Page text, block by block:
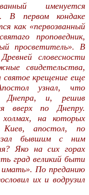
именуется
В первом кондаке
как «первозванный
проповедник,
просветитель». В
словесности
свидетельства,
святое крещение еще
узнал, что
Днепра, и, решив
вверх по Днепру.
на которых
Киев, апостол, по
бывшим с ним
Яко на сих горах
град великий быти
имать». По преданию
их и водрузил